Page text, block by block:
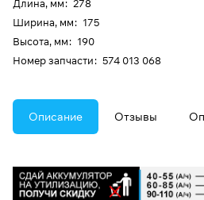
Длина, мм: 278
Ширина, мм: 175
Высота, мм: 190
Номер запчасти: 574 013 068
Описание Отзывы